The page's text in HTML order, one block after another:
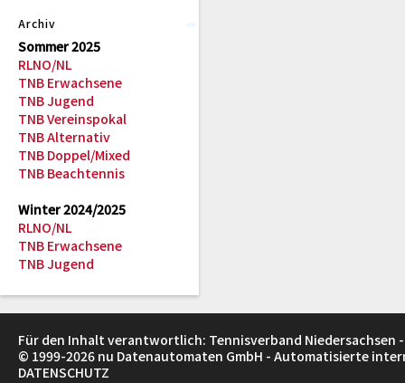
Archiv
Sommer 2025
RLNO/NL
TNB Erwachsene
TNB Jugend
TNB Vereinspokal
TNB Alternativ
TNB Doppel/Mixed
TNB Beachtennis
Winter 2024/2025
RLNO/NL
TNB Erwachsene
TNB Jugend
Für den Inhalt verantwortlich: Tennisverband Niedersachsen -
© 1999-2026 nu Datenautomaten GmbH - Automatisierte
DATENSCHUTZ